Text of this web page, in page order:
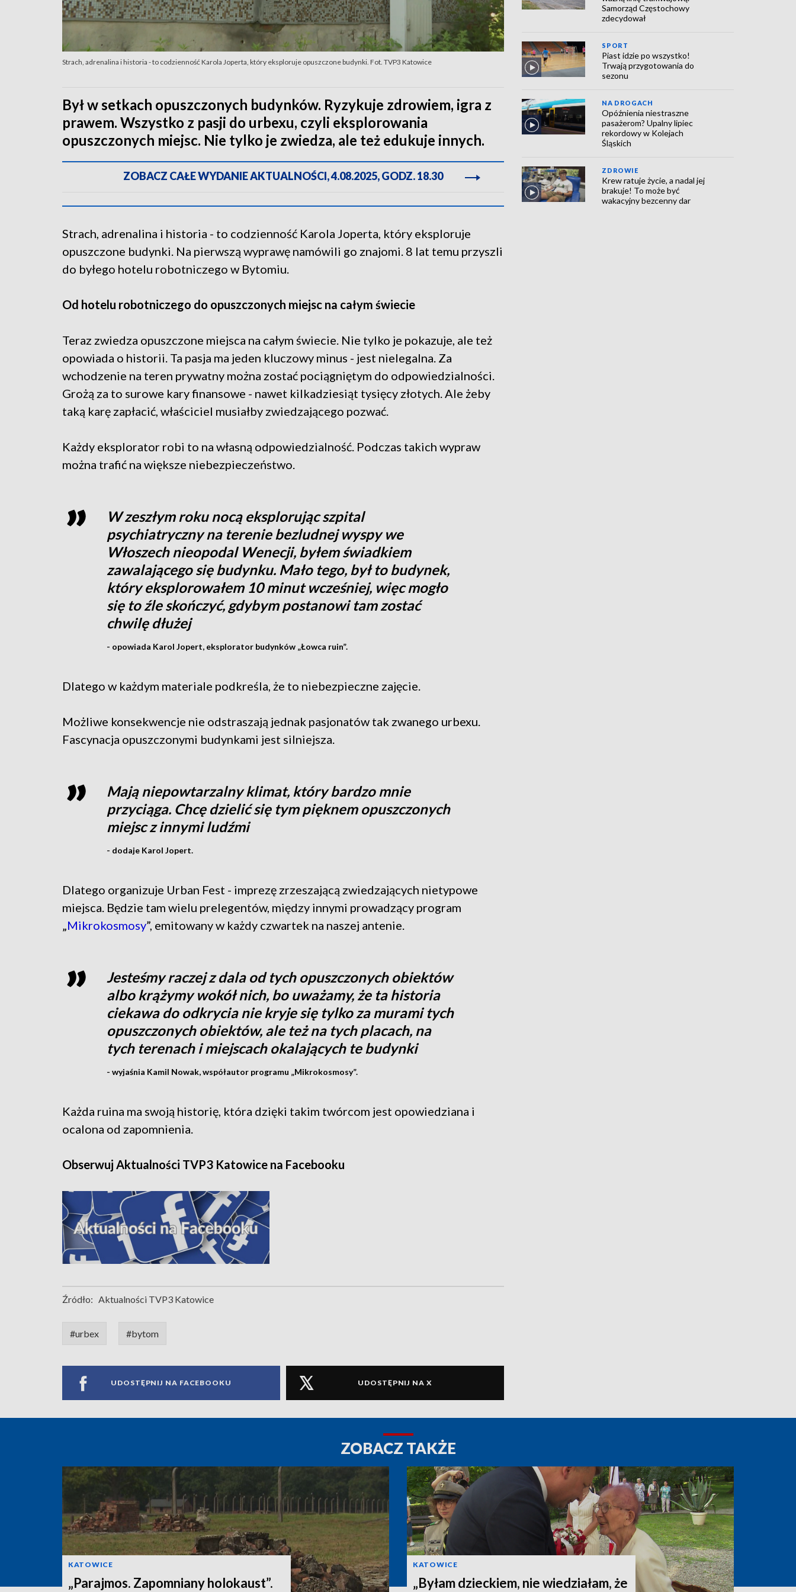
Strach, adrenalina i historia - to codzienność Karola Joperta, który eksploruje opuszczone budynki. Fot. TVP3 Katowice
Był w setkach opuszczonych budynków. Ryzykuje zdrowiem, igra z
prawem. Wszystko z pasji do urbexu, czyli eksplorowania
opuszczonych miejsc. Nie tylko je zwiedza, ale też edukuje innych.
ZOBACZ CAŁE WYDANIE AKTUALNOŚCI, 4.08.2025, GODZ. 18.30
Strach, adrenalina i historia - to codzienność Karola Joperta, który eksploruje
opuszczone budynki. Na pierwszą wyprawę namówili go znajomi. 8 lat temu przyszli
do byłego hotelu robotniczego w Bytomiu.
Od hotelu robotniczego do opuszczonych miejsc na całym świecie
Teraz zwiedza opuszczone miejsca na całym świecie. Nie tylko je pokazuje, ale też
opowiada o historii. Ta pasja ma jeden kluczowy minus - jest nielegalna. Za
wchodzenie na teren prywatny można zostać pociągniętym do odpowiedzialności.
Grożą za to surowe kary finansowe - nawet kilkadziesiąt tysięcy złotych. Ale żeby
taką karę zapłacić, właściciel musiałby zwiedzającego pozwać.
Każdy eksplorator robi to na własną odpowiedzialność. Podczas takich wypraw
można trafić na większe niebezpieczeństwo.
W zeszłym roku nocą eksplorując szpital
psychiatryczny na terenie bezludnej wyspy we
Włoszech nieopodal Wenecji, byłem świadkiem
zawalającego się budynku. Mało tego, był to budynek,
który eksplorowałem 10 minut wcześniej, więc mogło
się to źle skończyć, gdybym postanowi tam zostać
chwilę dłużej
- opowiada Karol Jopert, eksplorator budynków „Łowca ruin”.
Dlatego w każdym materiale podkreśla, że to niebezpieczne zajęcie.
Możliwe konsekwencje nie odstraszają jednak pasjonatów tak zwanego urbexu.
Fascynacja opuszczonymi budynkami jest silniejsza.
Mają niepowtarzalny klimat, który bardzo mnie
przyciąga. Chcę dzielić się tym pięknem opuszczonych
miejsc z innymi ludźmi
- dodaje Karol Jopert.
Dlatego organizuje Urban Fest - imprezę zrzeszającą zwiedzających nietypowe
miejsca. Będzie tam wielu prelegentów, między innymi prowadzący program
„ Mikrokosmosy”, emitowany w każdy czwartek na naszej antenie.
Jesteśmy raczej z dala od tych opuszczonych obiektów
albo krążymy wokół nich, bo uważamy, że ta historia
ciekawa do odkrycia nie kryje się tylko za murami tych
opuszczonych obiektów, ale też na tych placach, na
tych terenach i miejscach okalających te budynki
- wyjaśnia Kamil Nowak, współautor programu „Mikrokosmosy”.
Każda ruina ma swoją historię, która dzięki takim twórcom jest opowiedziana i
ocalona od zapomnienia.
Obserwuj Aktualności TVP3 Katowice na Facebooku
Źródło: Aktualności TVP3 Katowice
#urbex #bytom
UDOSTĘPNIJ NA FACEBOOKU UDOSTĘPNIJ NA X
Samorząd Częstochowy
zdecydował
SPORT
Piast idzie po wszystko!
Trwają przygotowania do
sezonu
NA DROGACH
Opóźnienia niestraszne
pasażerom? Upalny lipiec
rekordowy w Kolejach
Śląskich
ZDROWIE
Krew ratuje życie, a nadal jej
brakuje! To może być
wakacyjny bezcenny dar
ZOBACZ TAKŻE
KATOWICE
„Parajmos. Zapomniany holokaust”.
KATOWICE
„Byłam dzieckiem, nie wiedziałam, że